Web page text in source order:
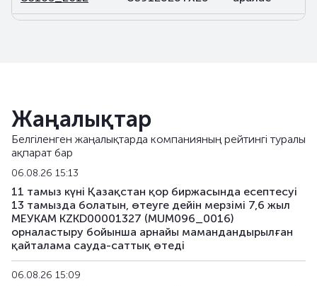
US141_2611 US91282CJK80
US142_3105
US143_3405 US91282CKQ32 аралас
US158_2610 US912828YQ73 аралас
US159_4311 US912810TW80
Жаңалықтар
Белгіленген жаңалықтарда компанияның рейтингі туралы
ақпарат бар
06.08.26 15:13
11 тамыз күні Қазақстан қор биржасында есептесуі
13 тамызда болатын, өтеуге дейін мерзімі 7,6 жыл
МЕУКАМ KZKD00001327 (MUM096_0016)
орналастыру бойынша арнайы мамандандырылған
қайталама сауда-саттық өтеді
06.08.26 15:09